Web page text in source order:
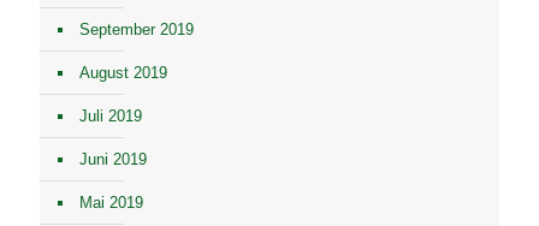
September 2019
August 2019
Juli 2019
Juni 2019
Mai 2019